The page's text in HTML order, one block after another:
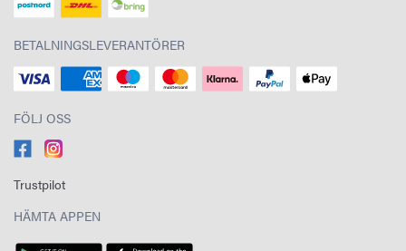
BETALNINGSLEVERANTÖRER
FÖLJ OSS
Trustpilot
HÄMTA APPEN